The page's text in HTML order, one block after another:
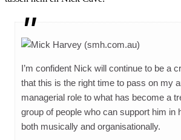
I’m confident Nick will continue to be a
that this is the right time to pass on my
managerial role to what has become a
group of people who can support him in
both musically and organisationally.